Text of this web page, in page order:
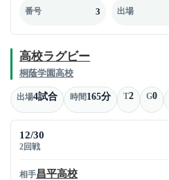
番号 3 出場
高校ラグビー
桐蔭学園高校
出場4試合 時間165分 T2 G0
12/30
2回戦
相手昌平高校